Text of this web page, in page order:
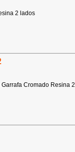
2 lados
Cromado Resina 2